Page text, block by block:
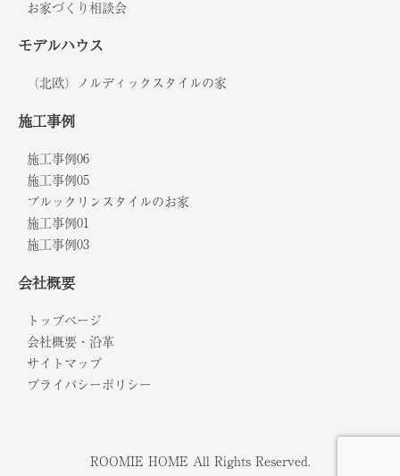
お家づくり相談会
モデルハウス
（北欧）ノルディックスタイルの家
施工事例
施工事例06
施工事例05
ブルックリンスタイルのお家
施工事例01
施工事例03
会社概要
トップページ
会社概要・沿革
サイトマップ
プライバシーポリシー
ROOMIE HOME All Rights Reserved.